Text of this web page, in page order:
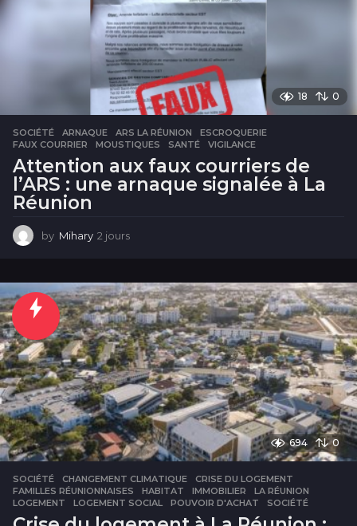
18 0
SOCIÉTÉ ARNAQUE ,ARS LA RÉUNION ,ESCROQUERIE
FAUX COURRIER
,MOUSTIQUES ,SANTÉ ,VIGILANCE
Attention aux faux courriers de
l’ARS : une arnaque signalée à La
Réunion
by Mihary 2 jours
u
r
s
694 0
SOCIÉTÉ CHANGEMENT CLIMATIQUE ,CRISE DU LOGEMENT
FAMILLES RÉUNIONNAISES
,HABITAT ,IMMOBILIER ,LA RÉUNION
LOGEMENT
,LOGEMENT SOCIAL ,POUVOIR D'ACHAT ,SOCIÉTÉ